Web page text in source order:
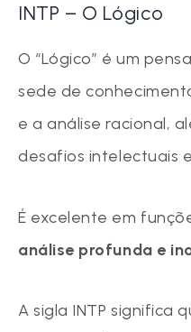
INTP – O Lógico
O “Lógico” é um
sede de
e a análise racional,
desafios intelectuais
É excelente em
análise profunda e
A sigla INTP significa